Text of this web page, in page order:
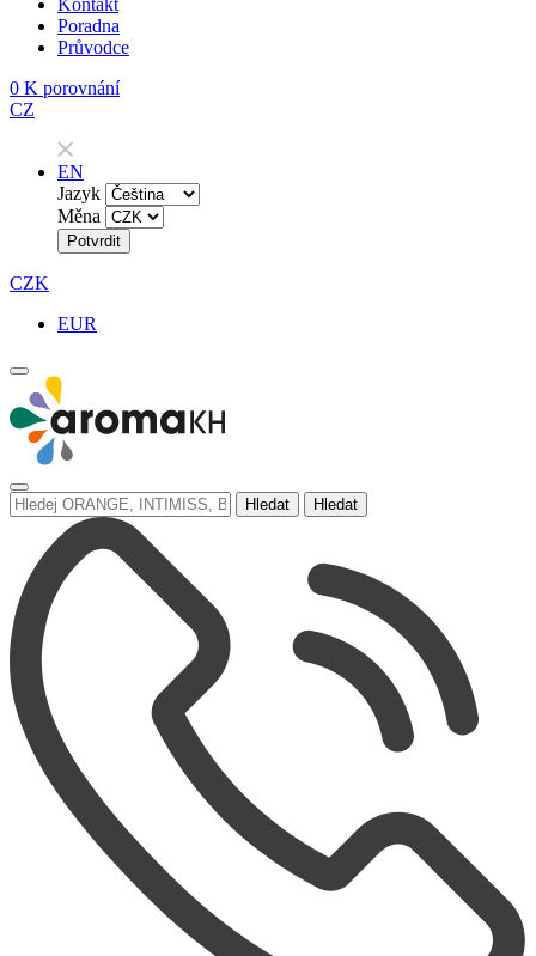
Kontakt
Poradna
Průvodce
0 K porovnání
CZ
EN
Jazyk
Měna
Potvrdit
CZK
EUR
Hledat Hledat